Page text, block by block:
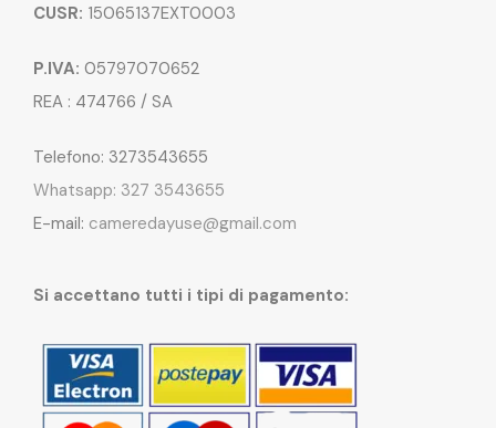
CUSR: 15065137EXT0003
P.IVA: 05797070652
REA : 474766 / SA
Telefono: 3273543655
Whatsapp: 327 3543655
E-mail: cameredayuse@gmail.com
Si accettano tutti i tipi di pagamento: